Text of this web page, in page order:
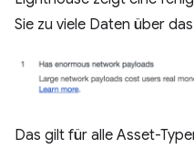
Sie zu viele Daten über
Das gilt für alle Asset-